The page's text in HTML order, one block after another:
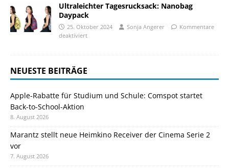
Ultraleichter Tagesrucksack: Nanobag
Daypack
25. Oktober 2024 Sonja Angerer
Kommentare
deaktiviert
NEUESTE BEITRÄGE
Apple-Rabatte für Studium und Schule: Comspot startet
Back-to-School-Aktion
8. August 2026
Marantz stellt neue Heimkino Receiver der Cinema Serie 2
vor
7. August 2026